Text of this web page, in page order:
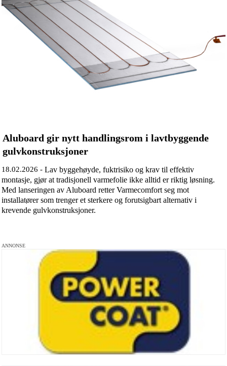
Aluboard gir nytt handlingsrom i lavtbyggende
gulvkonstruksjoner
18.02.2026 - Lav byggehøyde, fuktrisiko og krav til effektiv
montasje, gjør at tradisjonell varmefolie ikke alltid er riktig løsning.
Med lanseringen av Aluboard retter Varmecomfort seg mot
installatører som trenger et sterkere og forutsigbart alternativ i
krevende gulvkonstruksjoner.
ANNONSE